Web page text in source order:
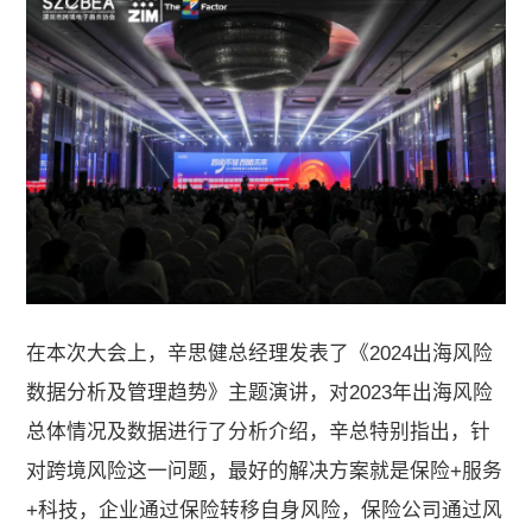
在本次大会上，辛思健总经理发表了《2024出海风险
数据分析及管理趋势》主题演讲，对2023年出海风险
总体情况及数据进行了分析介绍，辛总特别指出，针
对跨境风险这一问题，最好的解决方案就是保险+服务
+科技，企业通过保险转移自身风险，保险公司通过风